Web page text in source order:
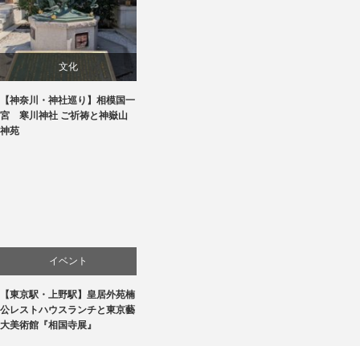
文化
旅行
【神奈川・神社巡り】相模国一
宮 寒川神社 ご祈祷と神嶽山
神苑
イベント
文化
【東京駅・上野駅】皇居外苑楠
公レストハウスランチと東京藝
大美術館『相国寺展』